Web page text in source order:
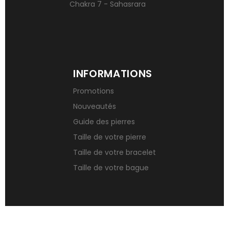
Chakra 7 - Sahasrara
INFORMATIONS
Promotions
Nouveautés
Guide des pierres
Taille de votre pierre
Taille de votre bracelet
Taille de votre bague